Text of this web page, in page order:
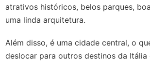
atrativos históricos, belos parques,
uma linda arquitetura.
Além disso, é uma cidade central, o
deslocar para outros destinos da Itália